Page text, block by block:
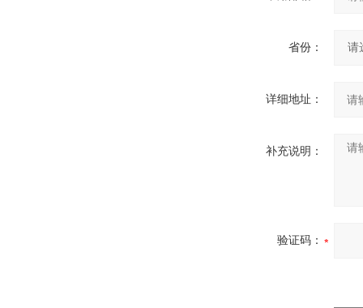
省份：
详细地址：
补充说明：
验证码：